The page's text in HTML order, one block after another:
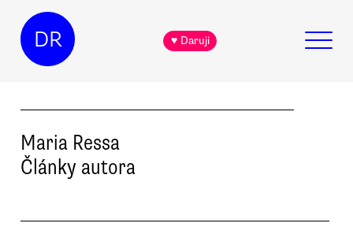
DR ♥ Daruji
Maria Ressa
Články autora